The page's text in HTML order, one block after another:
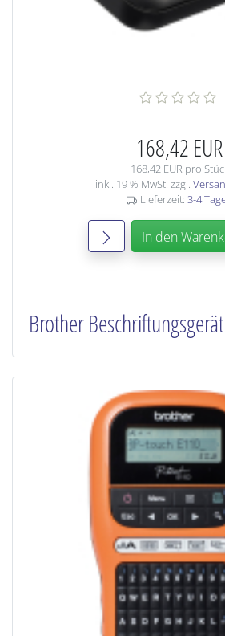
168,42 EUR
168,42 EUR pro
inkl. 19 % MwSt. zzgl.
Lieferzeit: 3-4
In den
Brother Beschriftungsgerät